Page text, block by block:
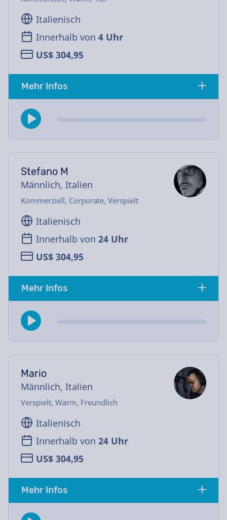
Italienisch
Innerhalb von 4 Uhr
US$ 304,95
Mehr Infos
Stefano M
Männlich, Italien
Kommerziell, Corporate, Verspielt
Italienisch
Innerhalb von 24 Uhr
US$ 304,95
Mehr Infos
Mario
Männlich, Italien
Verspielt, Warm, Freundlich
Italienisch
Innerhalb von 24 Uhr
US$ 304,95
Mehr Infos